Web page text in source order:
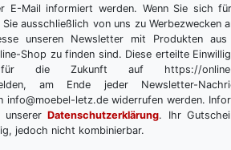
E-Mail informiert werden. Wenn Sie sich
ausschließlich von uns zu Werbezwecken
unseren Newsletter mit Produkten aus
Shop zu finden sind. Diese erteilte
die Zukunft auf https://online-
am Ende jeder Newsletter-
info@moebel-letz.de widerrufen werden.
Datenschutzerklärung. Ihr
jedoch nicht kombinierbar.